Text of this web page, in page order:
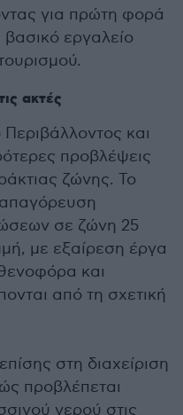
για πρώτη φορά
εργαλείο
ακτές
και
προβλέψεις
ζώνης. Το
σε ζώνη 25
με εξαίρεση έργα
και
από τη σχετική
στη διαχείριση
προβλέπεται
νερού στις